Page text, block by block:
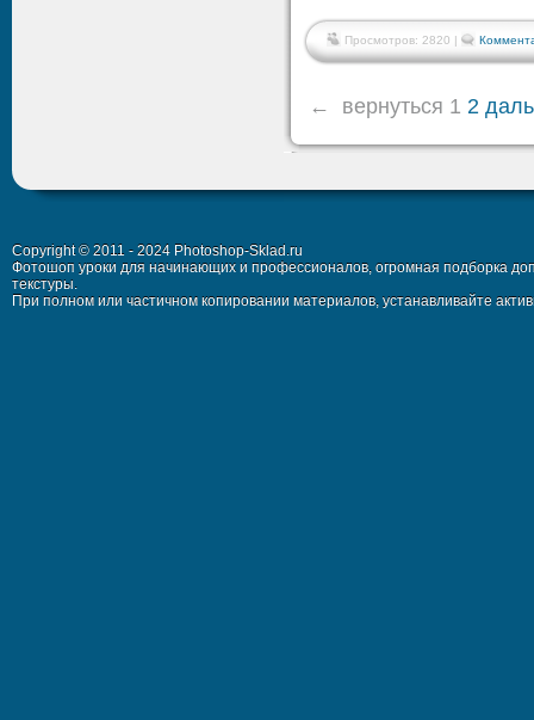
Просмотров: 2820 |
← вернуться 1 2
Copyright © 2011 - 2024 Photoshop-Sklad.ru
Фотошоп уроки для начинающих и профессионалов, огромная подборка
текстуры.
При полном или частичном копировании материалов, устанавливайте